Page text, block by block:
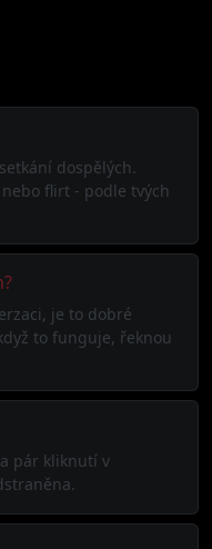
dospělých.
flirt - podle tvých
je to dobré
to funguje, řeknou
pár kliknutí v